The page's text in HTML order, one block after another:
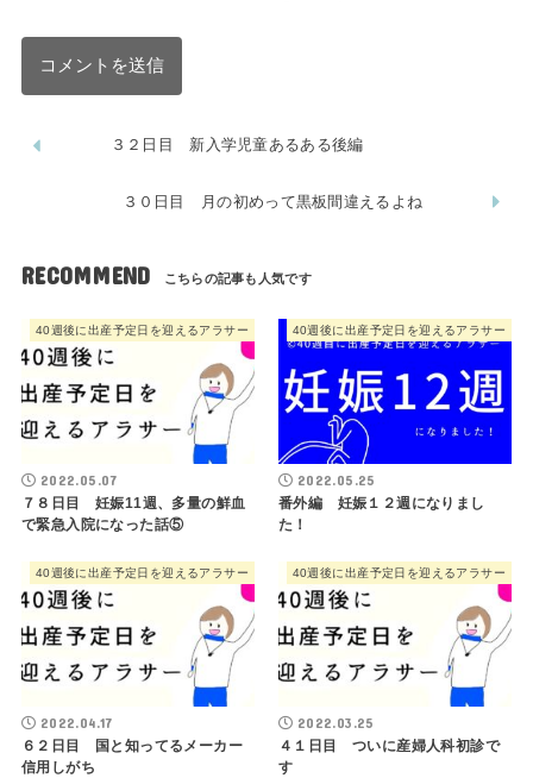
３２日目 新入学児童あるある後編
３０日目 月の初めって黒板間違えるよね
RECOMMEND
40週後に出産予定日を迎えるアラサー
2022.05.07
７８日目 妊娠11週、多量の鮮血
で緊急入院になった話⑤
40週後に出産予定日を迎えるアラサー
2022.05.25
番外編 妊娠１２週になりまし
た！
40週後に出産予定日を迎えるアラサー
2022.04.17
６２日目 国と知ってるメーカー
信用しがち
40週後に出産予定日を迎えるアラサー
2022.03.25
４１日目 ついに産婦人科初診で
す